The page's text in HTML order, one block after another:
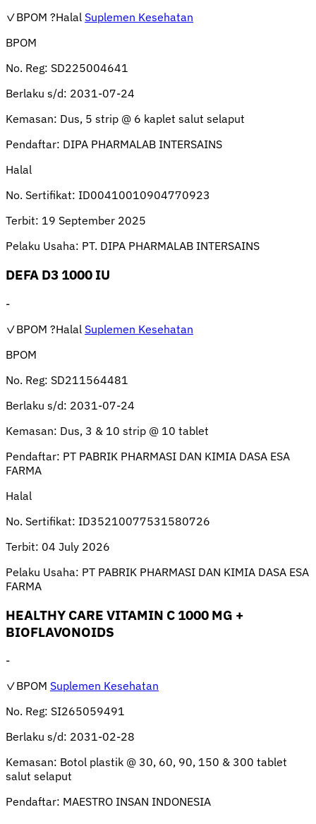
✓BPOM ?Halal Suplemen Kesehatan
BPOM
No. Reg: SD225004641
Berlaku s/d: 2031-07-24
Kemasan: Dus, 5 strip @ 6 kaplet salut selaput
Pendaftar: DIPA PHARMALAB INTERSAINS
Halal
No. Sertifikat: ID00410010904770923
Terbit: 19 September 2025
Pelaku Usaha: PT. DIPA PHARMALAB INTERSAINS
DEFA D3 1000 IU
-
✓BPOM ?Halal Suplemen Kesehatan
BPOM
No. Reg: SD211564481
Berlaku s/d: 2031-07-24
Kemasan: Dus, 3 & 10 strip @ 10 tablet
Pendaftar: PT PABRIK PHARMASI DAN KIMIA DASA ESA
FARMA
Halal
No. Sertifikat: ID35210077531580726
Terbit: 04 July 2026
Pelaku Usaha: PT PABRIK PHARMASI DAN KIMIA DASA ESA
FARMA
HEALTHY CARE VITAMIN C 1000 MG +
BIOFLAVONOIDS
-
✓BPOM Suplemen Kesehatan
No. Reg: SI265059491
Berlaku s/d: 2031-02-28
Kemasan: Botol plastik @ 30, 60, 90, 150 & 300 tablet
salut selaput
Pendaftar: MAESTRO INSAN INDONESIA